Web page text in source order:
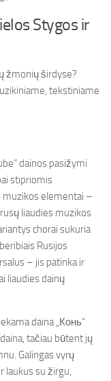
Stygos ir
žmonių širdyse?
tekstiniame
dainos pasižymi
stipriomis
muzikos elementai –
liaudies muzikos
chorai sukuria
Rusijos
– jis patinka ir
liaudies dainų
daina „Конь“
tačiau būtent jų
Galingas vyrų
laukus su žirgu,